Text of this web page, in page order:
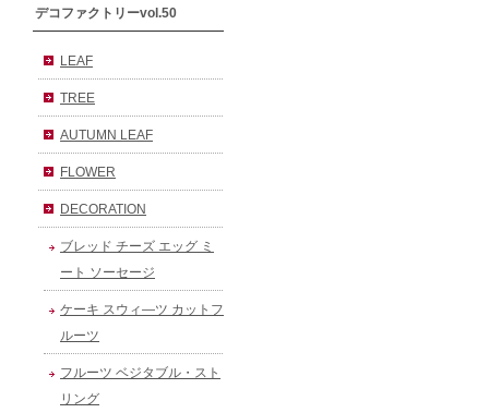
デコファクトリーvol.50
LEAF
TREE
AUTUMN LEAF
FLOWER
DECORATION
ブレッド チーズ エッグ ミ
ート ソーセージ
ケーキ スウィ―ツ カットフ
ルーツ
フルーツ ベジタブル・スト
リング